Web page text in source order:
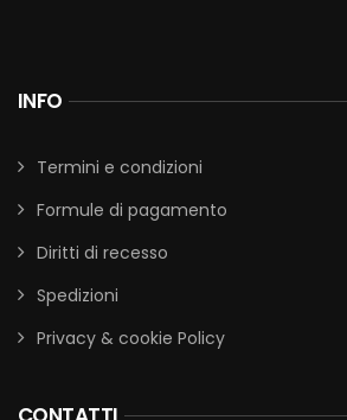
INFO
Termini e condizioni
Formule di pagamento
Diritti di recesso
Spedizioni
Privacy & cookie Policy